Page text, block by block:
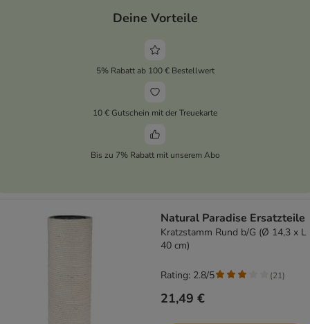
Deine Vorteile
5% Rabatt ab 100 € Bestellwert
10 € Gutschein mit der Treuekarte
Bis zu 7% Rabatt mit unserem Abo
Natural Paradise Ersatzteile
Kratzstamm Rund b/G (Ø 14,3 x L
40 cm)
21,49 €
Rating: 2.8/5 (21)